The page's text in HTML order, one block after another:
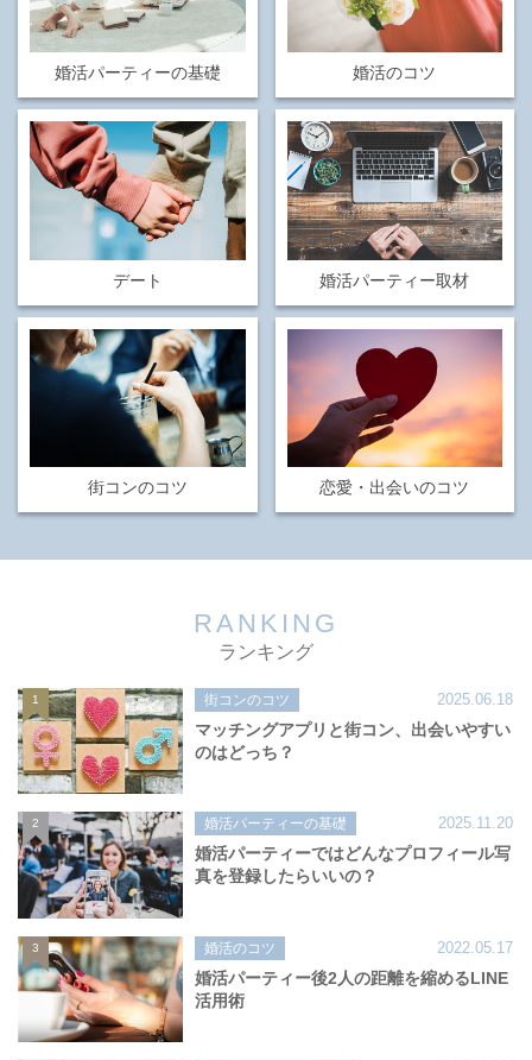
婚活パーティーの基礎 婚活のコツ
デート 婚活パーティー取材
街コンのコツ 恋愛・出会いのコツ
RANKING
ランキング
1 街コンのコツ 2025.06.18
マッチングアプリと街コン、出会いやすい
のはどっち？
2 婚活パーティーの基礎 2025.11.20
婚活パーティーではどんなプロフィール写
真を登録したらいいの？
3 婚活のコツ 2022.05.17
婚活パーティー後2人の距離を縮めるLINE
活用術